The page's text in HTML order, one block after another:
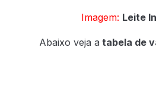
Imagem: Leite
Abaixo veja a tabela de